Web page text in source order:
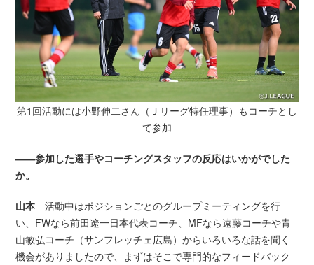
第1回活動には小野伸二さん（Ｊリーグ特任理事）もコーチとし
て参加
――参加した選手やコーチングスタッフの反応はいかがでした
か。
山本 活動中はポジションごとのグループミーティングを行
い、FWなら前田遼一日本代表コーチ、MFなら遠藤コーチや青
山敏弘コーチ（サンフレッチェ広島）からいろいろな話を聞く
機会がありましたので、まずはそこで専門的なフィードバック